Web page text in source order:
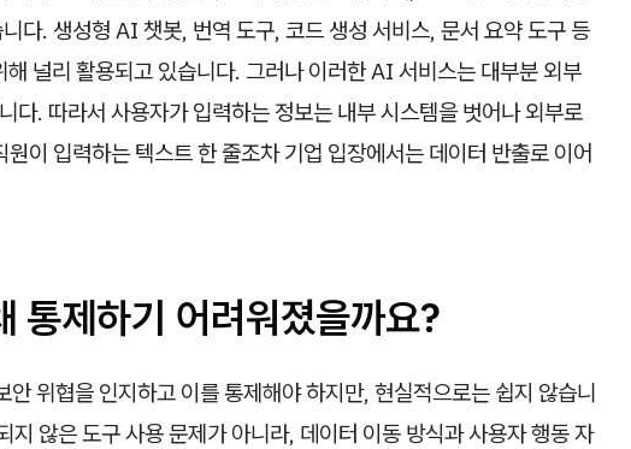
다. 생성형 AI 챗봇, 번역 도구, 코드 생성 서비스, 문서 요약 도구 등
해 널리 활용되고 있습니다. 그러나 이러한 AI 서비스는 대부분 외부
다. 따라서 사용자가 입력하는 정보는 내부 시스템을 벗어나 외부로
이 입력하는 텍스트 한 줄조차 기업 입장에서는 데이터 반출로 이어
통제하기 어려워졌을까요?
위협을 인지하고 이를 통제해야 하지만, 현실적으로는 쉽지 않습니
지 않은 도구 사용 문제가 아니라, 데이터 이동 방식과 사용자 행동 자